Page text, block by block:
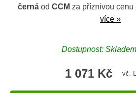
černáod CCM za příznivou cenu
více »
Dostupnost:
1 071 Kč vč.